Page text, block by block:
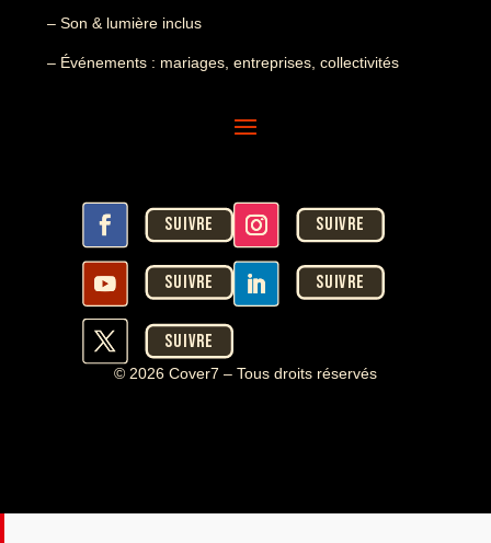
– Son & lumière inclus
– Événements : mariages, entreprises, collectivités
Suivre Suivre
Suivre Suivre
Suivre
© 2026 Cover7 – Tous droits réservés